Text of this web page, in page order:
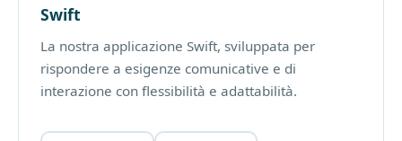
Swift
La nostra applicazione Swift, sviluppata per
rispondere a esigenze comunicative e di
interazione con flessibilità e adattabilità.